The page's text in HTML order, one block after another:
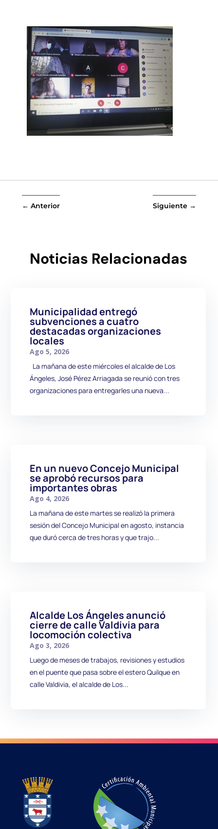
← Anterior Siguiente →
Noticias Relacionadas
Municipalidad entregó
subvenciones a cuatro
destacadas organizaciones
locales
Ago 5, 2026
La mañana de este miércoles el alcalde de Los
Ángeles, José Pérez Arriagada se reunió con tres
organizaciones para entregarles una nueva...
En un nuevo Concejo Municipal
se aprobó recursos para
importantes obras
Ago 4, 2026
La mañana de este martes se realizó la primera
sesión del Concejo Municipal en agosto, instancia
que duró cerca de tres horas y que trajo...
Alcalde Los Ángeles anunció
cierre de calle Valdivia para
locomoción colectiva
Ago 3, 2026
Luego de meses de trabajos, revisiones y estudios
en el puente que pasa sobre el estero Quilque en
calle Valdivia, el alcalde de Los...